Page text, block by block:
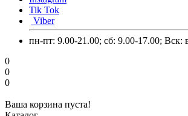
Tik Tok
Viber
пн-пт: 9.00-21.00; сб: 9.00-17.00; Вск:
0
0
0
Ваша корзина пуста!